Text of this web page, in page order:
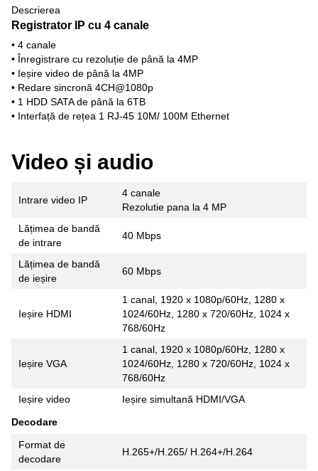
Descrierea
Registrator IP cu 4 canale
• 4 canale
• Înregistrare cu rezoluție de până la 4MP
• Ieșire video de până la 4MP
• Redare sincronă 4CH@1080p
• 1 HDD SATA de până la 6TB
• Interfață de rețea 1 RJ-45 10M/ 100M Ethernet
Video și audio
Intrare video IP
4 canale
Rezolutie pana la 4 MP
Lățimea de bandă
de intrare
40 Mbps
Lățimea de bandă
de ieșire
60 Mbps
Ieșire HDMI
1 canal, 1920 x 1080p/60Hz, 1280 x
1024/60Hz, 1280 x 720/60Hz, 1024 x
768/60Hz
Ieșire VGA
1 canal, 1920 x 1080p/60Hz, 1280 x
1024/60Hz, 1280 x 720/60Hz, 1024 x
768/60Hz
Ieșire video
Ieșire simultană HDMI/VGA
Decodare
Format de
decodare
H.265+/H.265/ H.264+/H.264